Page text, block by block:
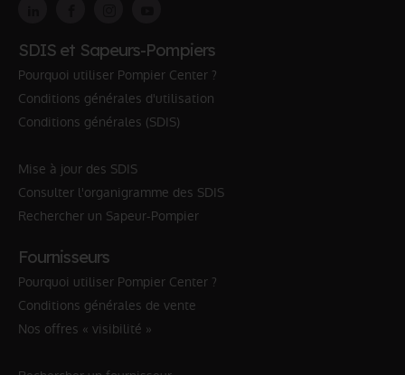
SDIS et Sapeurs-Pompiers
Pourquoi utiliser Pompier Center ?
Conditions générales d'utilisation
Conditions générales (SDIS)
Mise à jour des SDIS
Consulter l'organigramme des SDIS
Rechercher un Sapeur-Pompier
Fournisseurs
Pourquoi utiliser Pompier Center ?
Conditions générales de vente
Nos offres « visibilité »